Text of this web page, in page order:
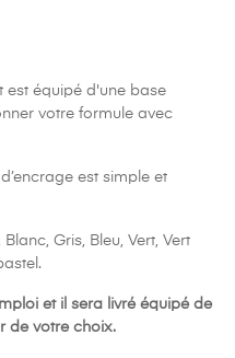
est équipé d'une base
votre formule avec
est simple et
Gris, Bleu, Vert, Vert
et il sera livré équipé de
de votre choix.